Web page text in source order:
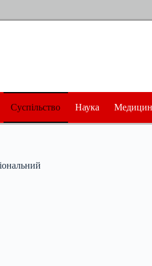
Суспільство Наука